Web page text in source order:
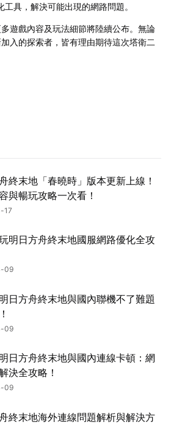
工具，解決可能出現的網路問題。
遊戲內容及玩法細節將陸續公布。無論
入的探索者，皆有理由期待這次塔衛二
終末地「春曉時」版本更新上線！
與暢玩攻略一次看！
17
明日方舟終末地國服網路優化全攻
09
日方舟終末地與國內聯機不了難題
09
日方舟終末地與國內連線卡頓：網
決全攻略！
09
終末地海外連線問題解析與解決方